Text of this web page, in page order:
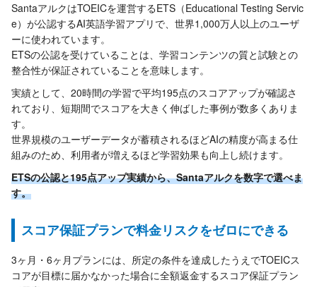
SantaアルクはTOEICを運営するETS（Educational Testing Servic
e）が公認するAI英語学習アプリで、世界1,000万人以上のユーザ
ーに使われています。
ETSの公認を受けていることは、学習コンテンツの質と試験との
整合性が保証されていることを意味します。
実績として、20時間の学習で平均195点のスコアアップが確認さ
れており、短期間でスコアを大きく伸ばした事例が数多くありま
す。
世界規模のユーザーデータが蓄積されるほどAIの精度が高まる仕
組みのため、利用者が増えるほど学習効果も向上し続けます。
ETSの公認と195点アップ実績から、Santaアルクを数字で選べま
す。
スコア保証プランで料金リスクをゼロにできる
3ヶ月・6ヶ月プランには、所定の条件を達成したうえでTOEICス
コアが目標に届かなかった場合に全額返金するスコア保証プラン